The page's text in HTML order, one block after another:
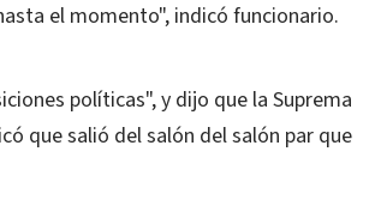
el momento", indicó funcionario.
políticas", y dijo que la Suprema
que salió del salón del salón par que